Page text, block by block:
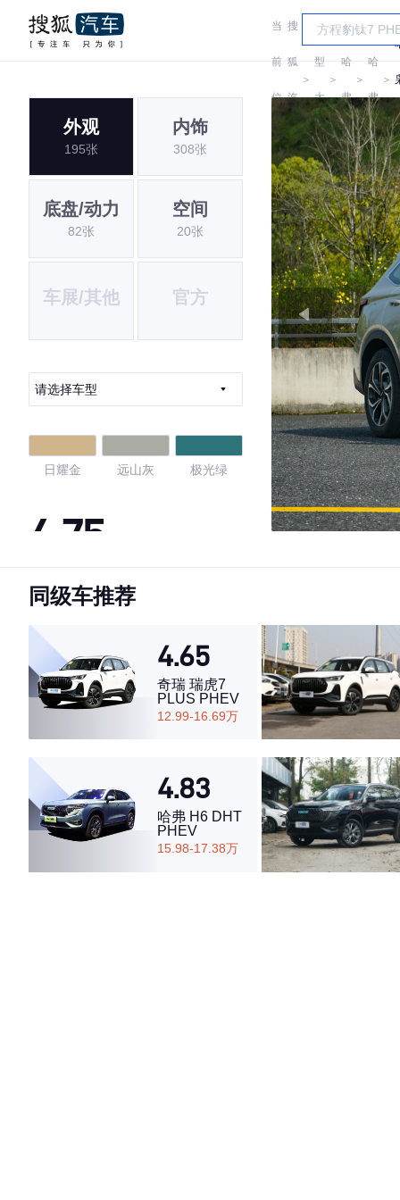
当
前
位
搜
狐
汽
＞
车
型
大
全
＞
哈
弗
＞
哈
弗
＞
外观
195张
内饰
308张
底盘/动力
82张
空间
20张
车展/其他 官方
请选择车型
日耀金 远山灰 极光绿
4.75
·外观表现一般，低于77%同级车
·空间表现较为优秀，优于80%同级车
同级车推荐
4.65
奇瑞 瑞虎7
PLUS PHEV
12.99-16.69万
4.83
哈弗 H6 DHT
PHEV
15.98-17.38万